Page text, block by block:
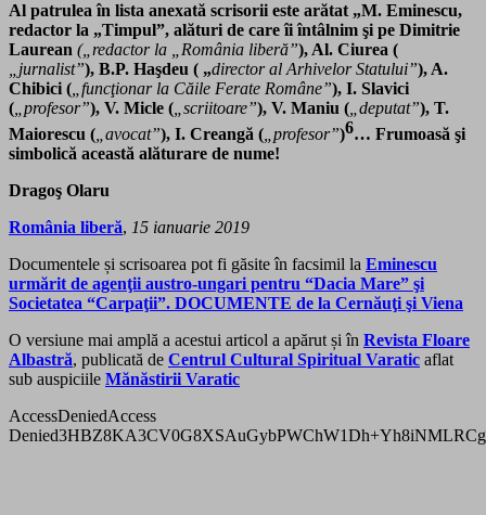
Al patrulea în lista anexată scrisorii este arătat „M. Eminescu,
redactor la „Timpul”, alături de care îi întâlnim şi pe Dimitrie
Laurean („redactor la „România liberă”), Al. Ciurea (
„jurnalist”), B.P. Haşdeu ( „director al Arhivelor Statului”), A.
Chibici ( „funcţionar la Căile Ferate Române”), I. Slavici
( „profesor”), V. Micle ( „scriitoare”), V. Maniu ( „deputat”), T.
Maiorescu („avocat”), I. Creangă („profesor”)6… Frumoasă şi
simbolică această alăturare de nume!
Dragoş Olaru
România liberă, 15 ianuarie 2019
Documentele și scrisoarea pot fi găsite în facsimil la Eminescu
urmărit de agenţii austro-ungari pentru “Dacia Mare” şi
Societatea “Carpaţii”. DOCUMENTE de la Cernăuţi şi Viena
O versiune mai amplă a acestui articol a apărut și în Revista Floare
Albastră, publicată de Centrul Cultural Spiritual Varatic aflat
sub auspiciile Mănăstirii Varatic